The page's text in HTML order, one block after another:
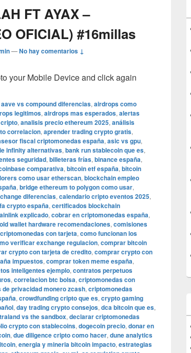
FT AYAX –
OFICIAL) #16millas
—No hay comentarios ↓
your Mobile Device and click again
aave vs compound diferencias, airdrops como
legitimos, airdrops mas esperados, alertas
, analisis precio ethereum 2025, análisis
correlacion, aprender trading crypto gratis,
fiscal criptomonedas españa, asic vs gpu,
infinity alternativas, bank run stablecoin que es,
seguridad, billeteras frías, binance españa,
comparativa, bitcoin etf españa, bitcoin
como usar etherscan, blockchain empleo
, bridge ethereum to polygon como usar,
diferencias, calendario cripto eventos 2025,
crypto españa, certificados blockchain
explicado, cobrar en criptomonedas españa,
wallet hardware recomendaciones, comisiones
con tarjeta, como funcionan los
verificar exchange regulacion, comprar bitcoin
crypto con tarjeta de credito, comprar crypto con
impuestos, comprar token meme españa,
inteligentes ejemplo, contratos perpetuos
, correlacion btc bolsa, criptomonedas con
privacidad monero zcash, criptomonedas
, crowdfunding cripto que es, crypto gaming
, day trading crypto consejos, dca bitcoin que es,
vs the sandbox, declarar criptomonedas
crypto con stablecoins, dogecoin precio, donar en
, due diligence cripto como hacer, dune analytics
, energia y mineria bitcoin impacto, estrategias